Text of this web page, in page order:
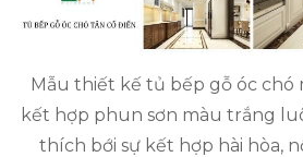
Mẫu thiết kế tủ bếp gỗ óc chó
kết hợp phun sơn màu trắng
thích bới sự kết hợp hài hòa,